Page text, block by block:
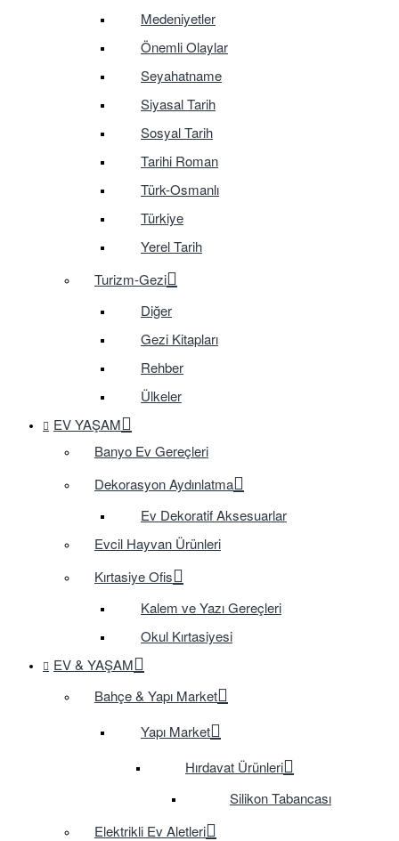
Medeniyetler
Önemli Olaylar
Seyahatname
Siyasal Tarih
Sosyal Tarih
Tarihi Roman
Türk-Osmanlı
Türkiye
Yerel Tarih
Turizm-Gezi
Diğer
Gezi Kitapları
Rehber
Ülkeler
EV YAŞAM
Banyo Ev Gereçleri
Dekorasyon Aydınlatma
Ev Dekoratif Aksesuarlar
Evcil Hayvan Ürünleri
Kırtasiye Ofis
Kalem ve Yazı Gereçleri
Okul Kırtasiyesi
EV & YAŞAM
Bahçe & Yapı Market
Yapı Market
Hırdavat Ürünleri
Silikon Tabancası
Elektrikli Ev Aletleri